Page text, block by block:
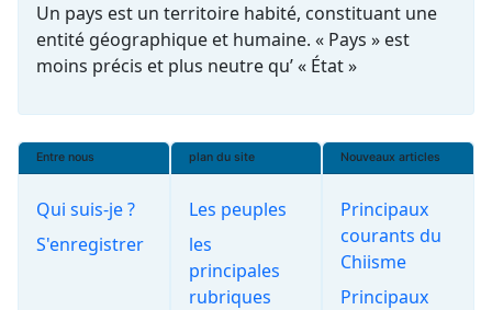
Un pays est un territoire habité, constituant une
entité géographique et humaine. « Pays » est
moins précis et plus neutre qu’ « État »
Entre nous
Qui suis-je ?
S'enregistrer
plan du site
Les peuples
les
principales
rubriques
Nouveaux articles
Principaux
courants du
Chiisme
Principaux